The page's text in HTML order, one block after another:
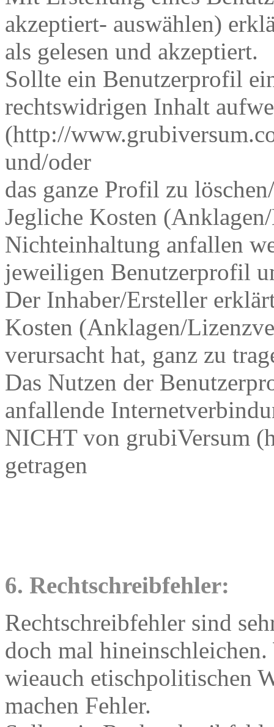
akzeptiert- auswählen)
als gelesen und akzeptiert.
Sollte ein Benutzerprofil
rechtswidrigen Inhalt
(http://
und/oder
das ganze Profil zu
Jegliche Kosten
Nichteinhaltung anfallen
jeweiligen Benutzerprofil
Der Inhaber/Ersteller
Kosten (Anklagen/
verursacht hat, ganz zu
Das Nutzen der
anfallende
NICHT von grubiVersum
getragen
6. Rechtschreibfehler:
Rechtschreibfehler sind
doch mal
wieauch etischpolitischen
machen Fehler.